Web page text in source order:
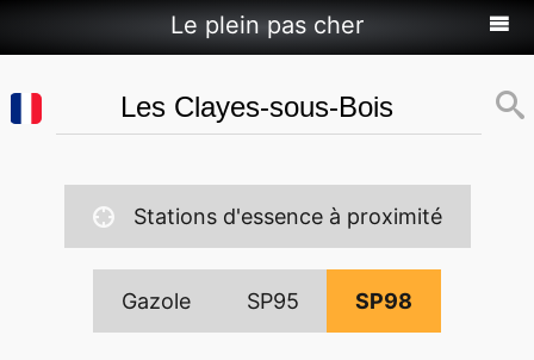
Le plein pas cher
Stations d'essence à proximité
Gazole SP95 SP98